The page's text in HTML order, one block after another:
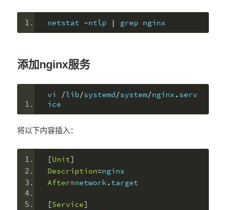
netstat -ntlp | grep nginx
添加nginx服务
vi /lib/systemd/system/nginx . serv
ice
将以下内容插入：
[Unit]
Description=nginx
After=network. target
[Service]